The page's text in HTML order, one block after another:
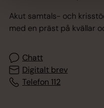
Akut samtals- och
med en präst på kvällar
Chatt
Digitalt brev
Telefon 112